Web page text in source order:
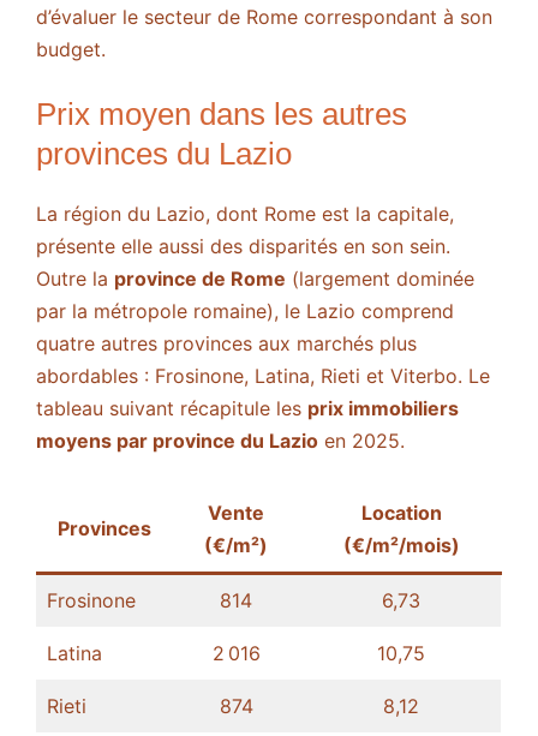
d’évaluer le secteur de Rome correspondant à son
budget.
Prix moyen dans les autres
provinces du Lazio
La région du Lazio, dont Rome est la capitale,
présente elle aussi des disparités en son sein.
Outre la province de Rome (largement dominée
par la métropole romaine), le Lazio comprend
quatre autres provinces aux marchés plus
abordables : Frosinone, Latina, Rieti et Viterbo. Le
tableau suivant récapitule les prix immobiliers
moyens par province du Lazio en 2025.
Provinces
Vente
(€/m²)
Location
(€/m²/mois)
Frosinone 814 6,73
Latina 2 016 10,75
Rieti 874 8,12